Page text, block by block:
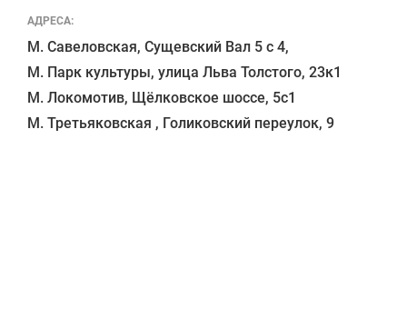
АДРЕСА:
М. Савеловская, Сущевский Вал 5 с 4,
М. Парк культуры, улица Льва Толстого, 23к1
М. Локомотив, Щёлковское шоссе, 5с1